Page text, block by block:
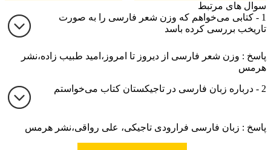
سوال های مرتبط
1 - کتابی می‌خواهم که وزن شعر فارسی را به صورت
تاریخب بررسی کرده باسد
پاسخ : وزن شعر فارسی از دیروز تا امروز،امید طبیب زاده،نشر
هرمس
2 - درباره زبان فارسی در تاجیکستان کتاب می‌خواستم
پاسخ : زبان فارسی فرارودی تاجیکی، علی رواقی،نشر هرمس